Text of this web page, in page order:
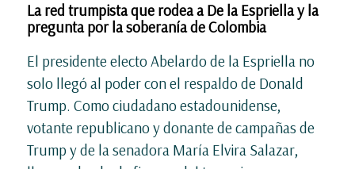
La red trumpista que rodea a De la Espriella y la
pregunta por la soberanía de Colombia
El presidente electo Abelardo de la Espriella no
solo llegó al poder con el respaldo de Donald
Trump. Como ciudadano estadounidense,
votante republicano y donante de campañas de
Trump y de la senadora María Elvira Salazar,